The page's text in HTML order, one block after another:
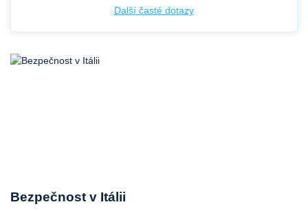
Další časté dotazy
Bezpečnost v Itálii